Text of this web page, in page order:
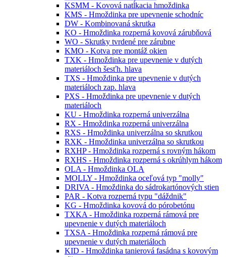
KSMM - Kovová natĺkacia hmoždinka
KMS - Hmoždinka pre upevnenie schodníc
DW - Kombinovaná skrutka
KO - Hmoždinka rozperná kovová zárubňová
WO - Skrutky tvrdené pre zárubne
KMO - Kotva pre montáž okien
TXK - Hmoždinka pre upevnenie v dutých
materiáloch šesťh. hlava
TXS - Hmoždinka pre upevnenie v dutých
materiáloch zap. hlava
PXS - Hmoždinka pre upevnenie v dutých
materiáloch
KU - Hmoždinka rozperná univerzálna
RX - Hmoždinka rozperná univerzálna
RXS - Hmoždinka univerzálna so skrutkou
RXK - Hmoždinka univerzálna so skrutkou
RXHP - Hmoždinka rozperná s rovným hákom
RXHS - Hmoždinka rozperná s okrúhlym hákom
OLA - Hmoždinka OLA
MOLLY - Hmoždinka oceľová typ "molly"
DRIVA - Hmoždinka do sádrokartónových stien
PAR - Kotva rozperná typu "dáždnik"
KG - Hmoždinka kovová do pórobetónu
TXKA - Hmoždinka rozperná rámová pre
upevnenie v dutých materiáloch
TXSA - Hmoždinka rozperná rámová pre
upevnenie v dutých materiáloch
KID - Hmoždinka tanierová fasádna s kovovým